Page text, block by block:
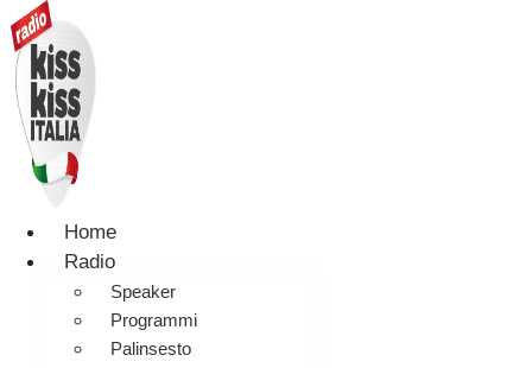
Home
Radio
Speaker
Programmi
Palinsesto